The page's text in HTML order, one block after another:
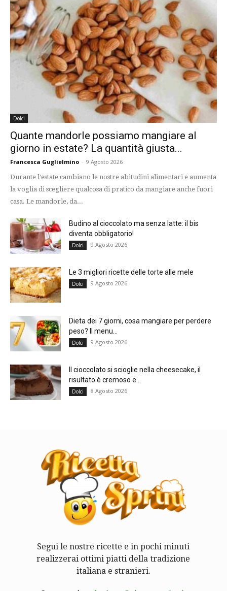
Dolci
Quante mandorle possiamo mangiare al
giorno in estate? La quantità giusta...
Francesca Guglielmino - 9 Agosto 2026
Durante l’estate cambiano le nostre abitudini alimentari e aumenta
la voglia di scegliere qualcosa di pratico da mangiare anche fuori
casa. Le mandorle, da...
Budino al cioccolato ma senza latte: il bis
diventa obbligatorio!
Dolci 9 Agosto 2026
Le 3 migliori ricette delle torte alle mele
Dolci 9 Agosto 2026
Dieta dei 7 giorni, cosa mangiare per perdere
peso? Il menu...
Dolci 9 Agosto 2026
Il cioccolato si scioglie nella cheesecake, il
risultato è cremoso e...
Dolci 8 Agosto 2026
Segui le nostre ricette e in pochi minuti
realizzerai ottimi piatti della tradizione
italiana e stranieri.